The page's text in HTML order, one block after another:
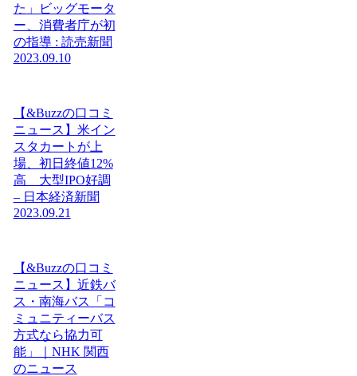
た」ビッグモータ
ー、消費者庁が初
の指導 : 読売新聞
2023.09.10
【&Buzzの口コミ
ニュース】米イン
スタカートが上
場、初日終値12%
高 大型IPO好調
– 日本経済新聞
2023.09.21
【&Buzzの口コミ
ニュース】近鉄バ
ス・南海バス「コ
ミュニティーバス
方式なら協力可
能」｜NHK 関西
のニュース